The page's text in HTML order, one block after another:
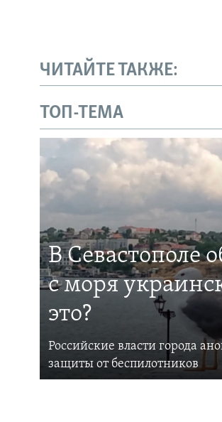
ЧИТАЙТЕ ТАКЖЕ:
ТОП-ТЕМА
В Севастополе
с моря
это?
Российские власти города
защиты от беспилотников